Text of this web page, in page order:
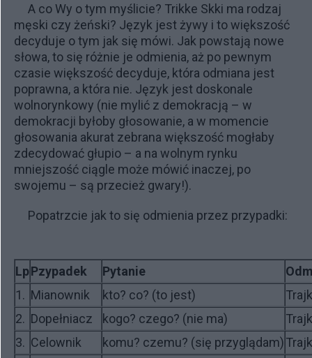
A co Wy o tym myślicie? Trikke Skki ma rodzaj
męski czy żeński? Język jest żywy i to większość
decyduje o tym jak się mówi. Jak powstają nowe
słowa, to się różnie je odmienia, aż po pewnym
czasie większość decyduje, która odmiana jest
poprawna, a która nie. Język jest doskonale
wolnorynkowy (nie mylić z demokracją – w
demokracji byłoby głosowanie, a w momencie
głosowania akurat zebrana większość mogłaby
zdecydować głupio – a na wolnym rynku
mniejszość ciągle może mówić inaczej, po
swojemu – są przecież gwary!).
Popatrzcie jak to się odmienia przez przypadki:
LpPzypadek Pytanie
1. Mianownik kto? co? (to jest)
Trajk
2. Dopełniacz kogo? czego? (nie ma)
3. Celownik komu? czemu? (się przyglądam)